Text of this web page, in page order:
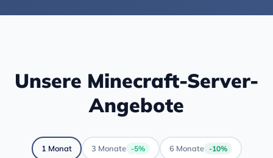
Unsere Minecraft-Server-
Angebote
1 Monat 3 Monate -5% 6 Monate -10%